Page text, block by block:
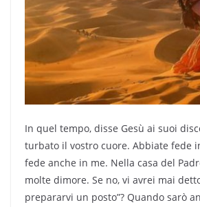
In quel tempo, disse Gesù ai suoi
turbato il vostro cuore. Abbiate fede
fede anche in me. Nella casa del
molte dimore. Se no, vi avrei mai
prepararvi un posto”? Quando sarò